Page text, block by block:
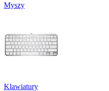
Myszy
Klawiatury